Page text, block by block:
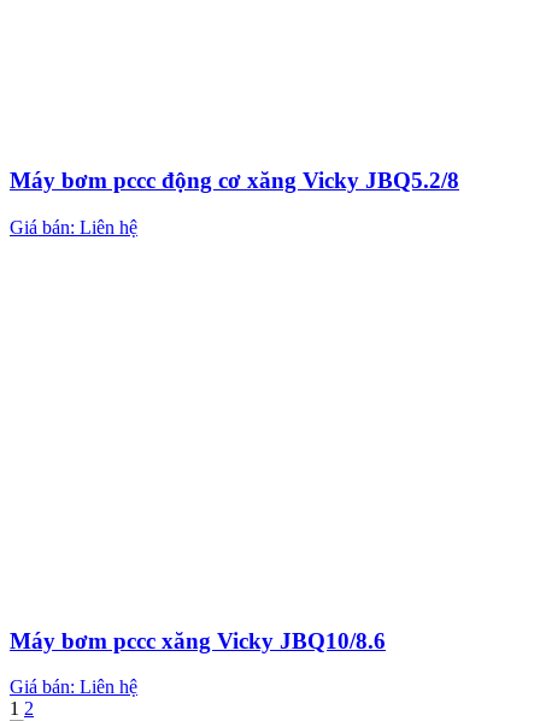
Máy bơm pccc động cơ xăng Vicky JBQ5.2/8
Giá bán: Liên hệ
Máy bơm pccc xăng Vicky JBQ10/8.6
Giá bán: Liên hệ
1 2